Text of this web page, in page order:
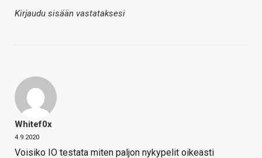
Kirjaudu sisään vastataksesi
Whitef0x
4.9.2020
Voisiko IO testata miten paljon nykypelit oikeasti